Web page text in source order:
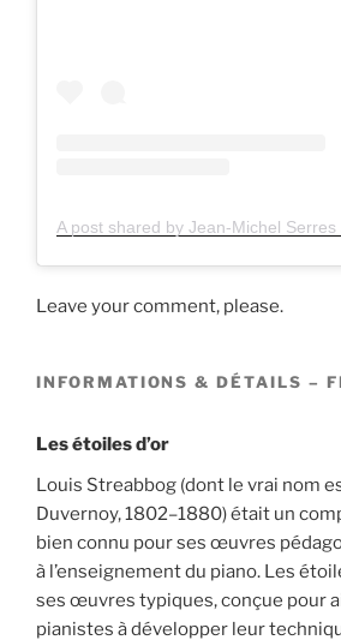
Leave your comment, please.
INFORMATIONS & DÉTAILS –
Les étoiles d’or
Louis Streabbog (dont le vrai nom
Duvernoy, 1802–1880) était un
bien connu pour ses œuvres
à l’enseignement du piano. Les
ses œuvres typiques, conçue pour
pianistes à développer leur